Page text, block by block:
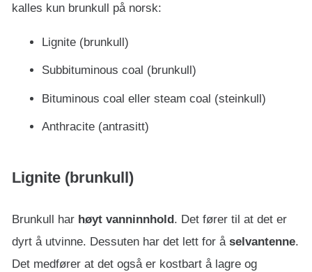
kalles kun brunkull på norsk:
Lignite (brunkull)
Subbituminous coal (brunkull)
Bituminous coal eller steam coal (steinkull)
Anthracite (antrasitt)
Lignite (brunkull)
Brunkull har høyt vanninnhold . Det fører til at det er
dyrt å utvinne. Dessuten har det lett for å selvantenne.
Det medfører at det også er kostbart å lagre og